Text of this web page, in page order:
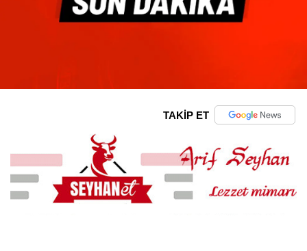
TAKİP ET